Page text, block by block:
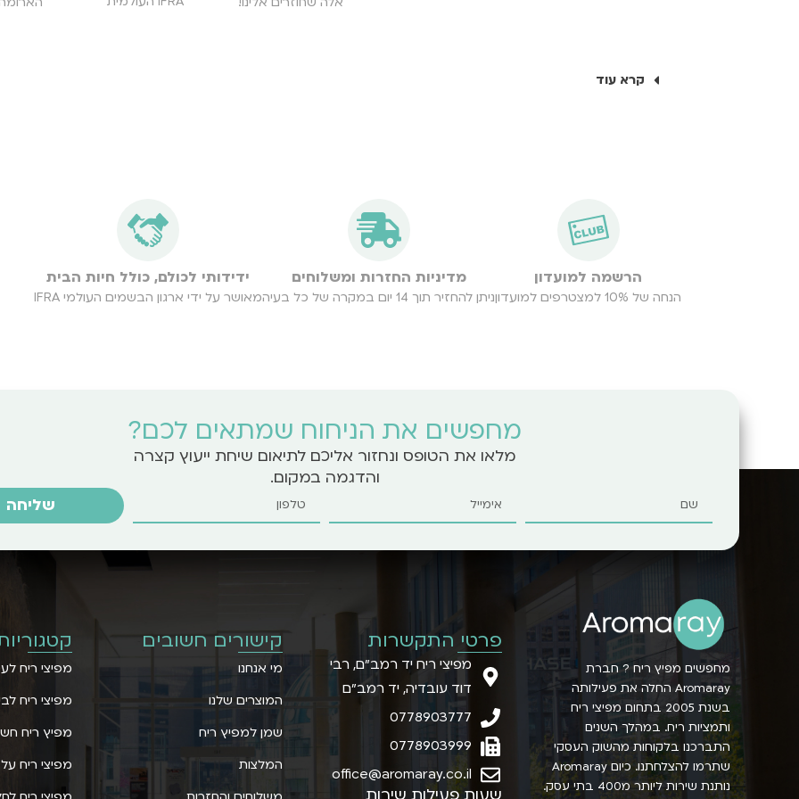
קרא עוד
הרשמה למועדון
הנחה של 10% למצטרפים למועדון
מדיניות החזרות ומשלוחים
ניתן להחזיר תוך 14 יום במקרה של כל בעיה
ידידותי לכולם, כולל חיות הבית
מאושר על ידי ארגון הבשמים העולמי IFRA
מחפשים את הניחוח שמתאים לכם?
מלאו את הטופס ונחזור אליכם לתיאום שיחת ייעוץ קצרה
והדגמה במקום.
שליחה
מחפשים מפיץ ריח ? חברת
Aromaray החלה את פעילותה
בשנת 2005 בתחום מפיצי ריח
ותמציות ריח. במהלך השנים
התברכנו בלקוחות מהשוק העסקי
שתרמו להצלחתנו. כיום Aromaray
נותנת שירות ליותר מ400 בתי עסק.
פרטי התקשרות
מפיצי ריח יד רמב״ם, רבי
דוד עובדיה, יד רמב"ם
0778903777
0778903999
office@aromaray.co.il
קישורים חשובים
מי אנחנו
המוצרים שלנו
שמן למפיץ ריח
המלצות
מפיצי ריח
מפיצי ריח
מפיץ ריח
מפיצי ריח